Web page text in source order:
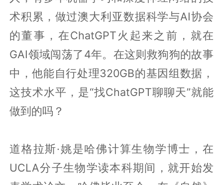
术积累，做过澳大利亚数据科学与AI协会
的董事，在ChatGPT火起来之前，就在
GAI领域闯荡了4年。在这则救狗狗的故事
中，他能自行处理320GB的基因组数据，
这技术水平，是“找ChatGPT聊聊天”就能
做到的吗？
道格拉斯·姚是哈佛计算生物学博士，在
UCLA分子生物学读本科期间，就开始发